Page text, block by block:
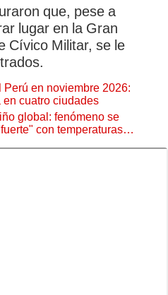
que, pese a
lugar en la Gran
Cívico Militar, se le
en noviembre 2026:
cuatro ciudades
global: fenómeno se
con temperaturas